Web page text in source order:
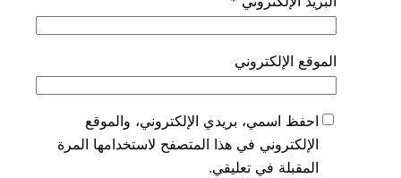
الموقع الإلكتروني
احفظ اسمي، بريدي الإلكتروني، والموقع
الإلكتروني في هذا المتصفح لاستخدامها المرة
المقبلة في تعليقي.